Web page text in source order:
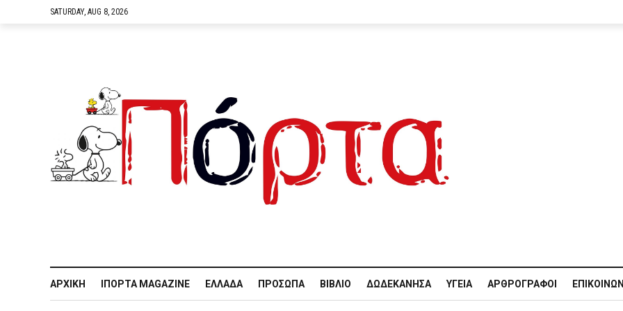
SATURDAY, AUG 8, 2026
ΑΡΧΙΚΉ IΠΌΡΤΑ MAGAZINE ΕΛΛΆΔΑ ΠΡΌΣΩΠΑ ΒΙΒΛΊΟ ΔΩΔΕΚΆΝΗΣΑ ΥΓΕΊΑ ΑΡΘΡΟΓΡΆΦΟΙ